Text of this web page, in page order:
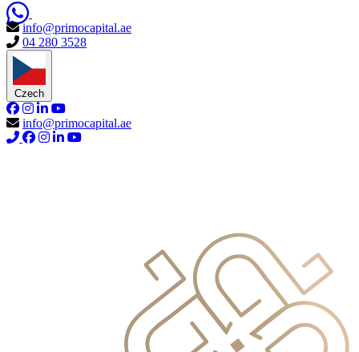
info@primocapital.ae
04 280 3528
Czech
info@primocapital.ae